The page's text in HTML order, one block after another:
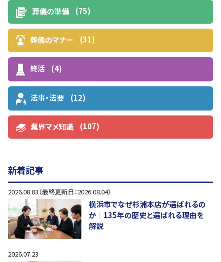
葬儀の準備 (75)
葬儀のマナー (31)
終活 (4)
法事・法要 (12)
業界マメ知識 (107)
新着記事
2026.08.03（最終更新日：2026.08.04）
横浜市でなぜ杉浦本店が選ばれるの
か｜135年の歴史と選ばれる理由を
解説
2026.07.23